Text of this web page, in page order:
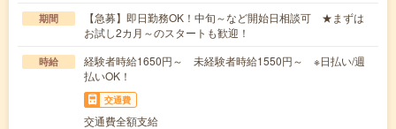
期間
【急募】即日勤務OK！中旬～など開始日相談可 ★まずは
お試し2カ月～のスタートも歓迎！
時給
経験者時給1650円～ 未経験者時給1550円～ ※日払い/週
払いOK！
交通費
交通費全額支給